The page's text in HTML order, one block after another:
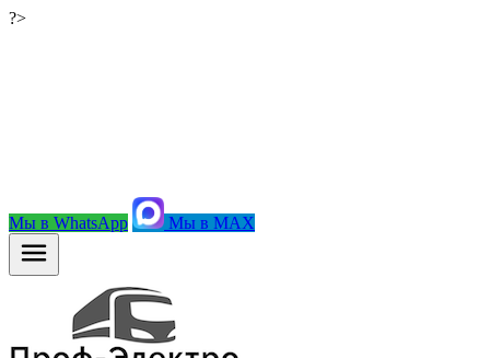
?>
Мы в WhatsApp Мы в MAX